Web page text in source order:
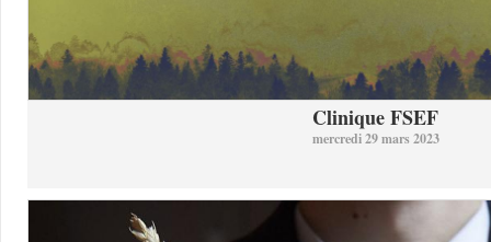
Clinique FSEF
mercredi 29 mars 2023